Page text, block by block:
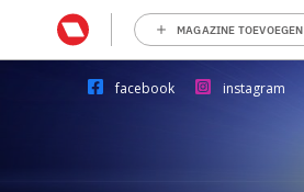
MAGAZINE TOEVOEGEN
facebook instagram